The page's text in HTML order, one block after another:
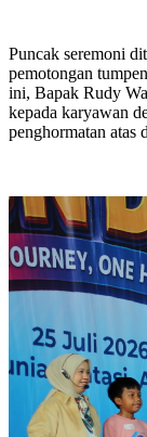
Puncak seremoni
pemotongan
ini, Bapak Rudy
kepada karyawan
penghormatan atas